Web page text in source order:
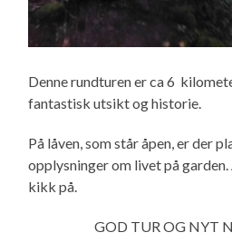
Denne rundturen er ca 6
fantastisk utsikt og historie.
På låven, som står åpen, er der
opplysninger om livet på
kikk på.
GOD TUR OG NYT